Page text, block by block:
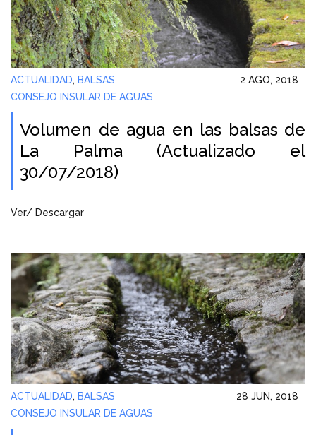
ACTUALIDAD, BALSAS
2 AGO, 2018
CONSEJO INSULAR DE AGUAS
Volumen de agua en las balsas de
La Palma (Actualizado el
30/07/2018)
Ver/ Descargar
ACTUALIDAD, BALSAS
28 JUN, 2018
CONSEJO INSULAR DE AGUAS